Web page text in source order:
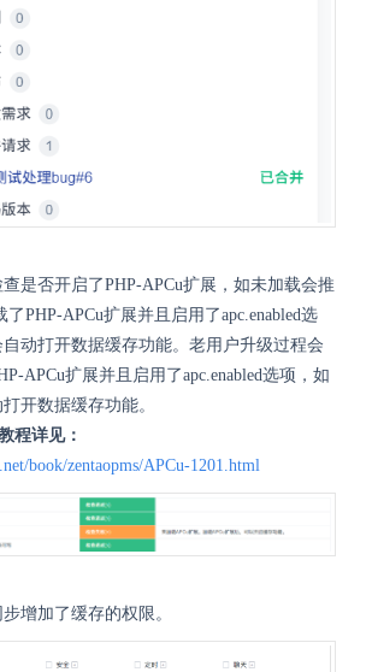
是否开启了PHP-APCu扩展，如未加载会推
PHP-APCu扩展并且启用了apc.enabled选
动打开数据缓存功能。老用户升级过程会
APCu扩展并且启用了apc.enabled选项，如
开数据缓存功能。
程详见：
book/zentaopms/APCu-1201.html
增加了缓存的权限。